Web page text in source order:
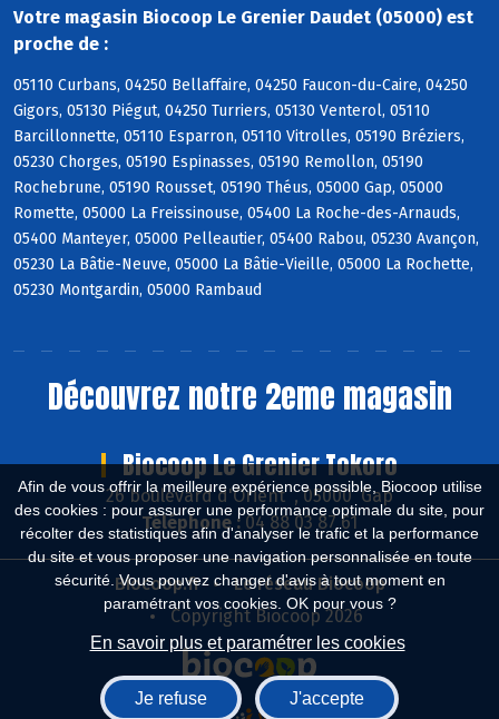
Afin de vous offrir la meilleure expérience possible, Biocoop utilise
des cookies : pour assurer une performance optimale du site, pour
récolter des statistiques afin d'analyser le trafic et la performance
du site et vous proposer une navigation personnalisée en toute
sécurité. Vous pouvez changer d'avis à tout moment en
paramétrant vos cookies. OK pour vous ?
En savoir plus et paramétrer les cookies
Je refuse J'accepte
Votre magasin Biocoop Le Grenier Daudet (05000) est
proche de :
05110 Curbans, 04250 Bellaffaire, 04250 Faucon-du-Caire, 04250
Gigors, 05130 Piégut, 04250 Turriers, 05130 Venterol, 05110
Barcillonnette, 05110 Esparron, 05110 Vitrolles, 05190 Bréziers,
05230 Chorges, 05190 Espinasses, 05190 Remollon, 05190
Rochebrune, 05190 Rousset, 05190 Théus, 05000 Gap, 05000
Romette, 05000 La Freissinouse, 05400 La Roche-des-Arnauds,
05400 Manteyer, 05000 Pelleautier, 05400 Rabou, 05230 Avançon,
05230 La Bâtie-Neuve, 05000 La Bâtie-Vieille, 05000 La Rochette,
05230 Montgardin, 05000 Rambaud
Découvrez notre 2eme magasin
Biocoop Le Grenier Tokoro
26 boulevard d'Orient , 05000 Gap
Téléphone :04 88 03 87 61
Biocoop.fr
Le réseau Biocoop
Copyright Biocoop 2026